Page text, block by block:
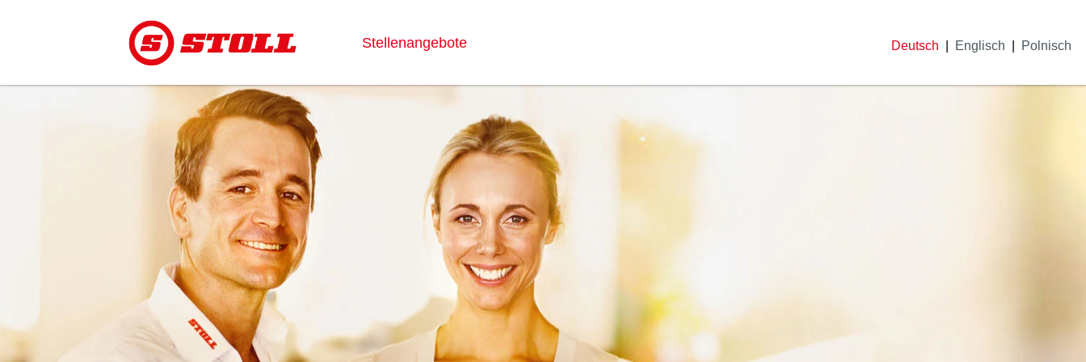
Deutsch Englisch Polnisch
Stellenangebote